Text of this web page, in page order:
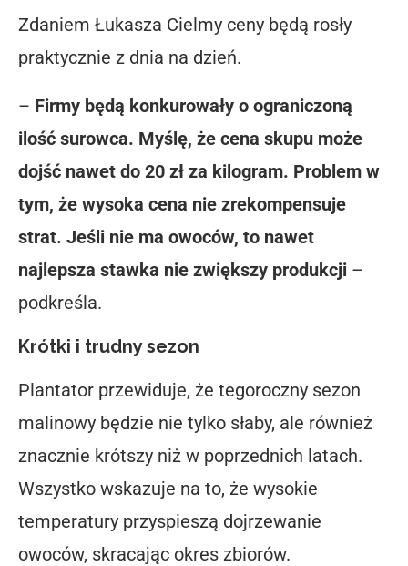
Zdaniem Łukasza Cielmy ceny będą rosły
praktycznie z dnia na dzień.
– Firmy będą konkurowały o ograniczoną
ilość surowca. Myślę, że cena skupu może
dojść nawet do 20 zł za kilogram. Problem w
tym, że wysoka cena nie zrekompensuje
strat. Jeśli nie ma owoców, to nawet
najlepsza stawka nie zwiększy produkcji –
podkreśla.
Krótki i trudny sezon
Plantator przewiduje, że tegoroczny sezon
malinowy będzie nie tylko słaby, ale również
znacznie krótszy niż w poprzednich latach.
Wszystko wskazuje na to, że wysokie
temperatury przyspieszą dojrzewanie
owoców, skracając okres zbiorów.